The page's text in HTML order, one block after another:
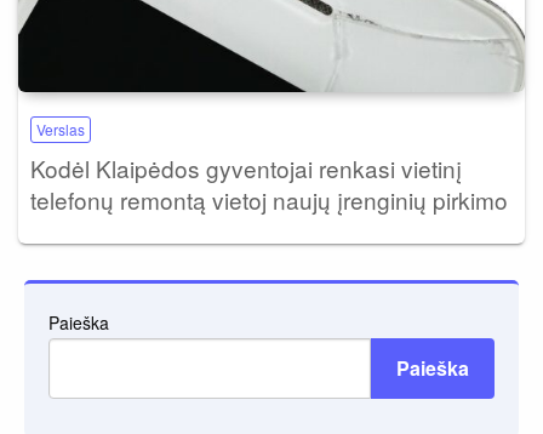
Verslas
Kodėl Klaipėdos gyventojai renkasi vietinį
telefonų remontą vietoj naujų įrenginių pirkimo
Paieška
Paieška